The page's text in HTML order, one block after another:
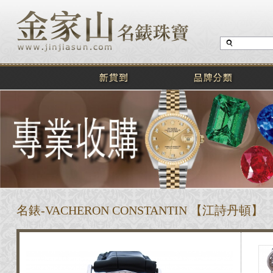
名錶-VACHERON CONSTANTIN 【江詩丹頓】